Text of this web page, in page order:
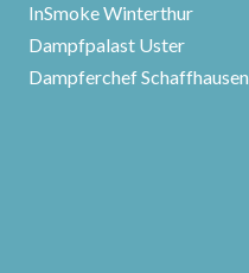
InSmoke Winterthur
Dampfpalast Uster
Dampferchef Schaffhausen